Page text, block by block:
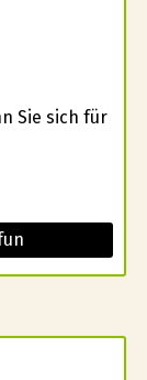
Sie sich für